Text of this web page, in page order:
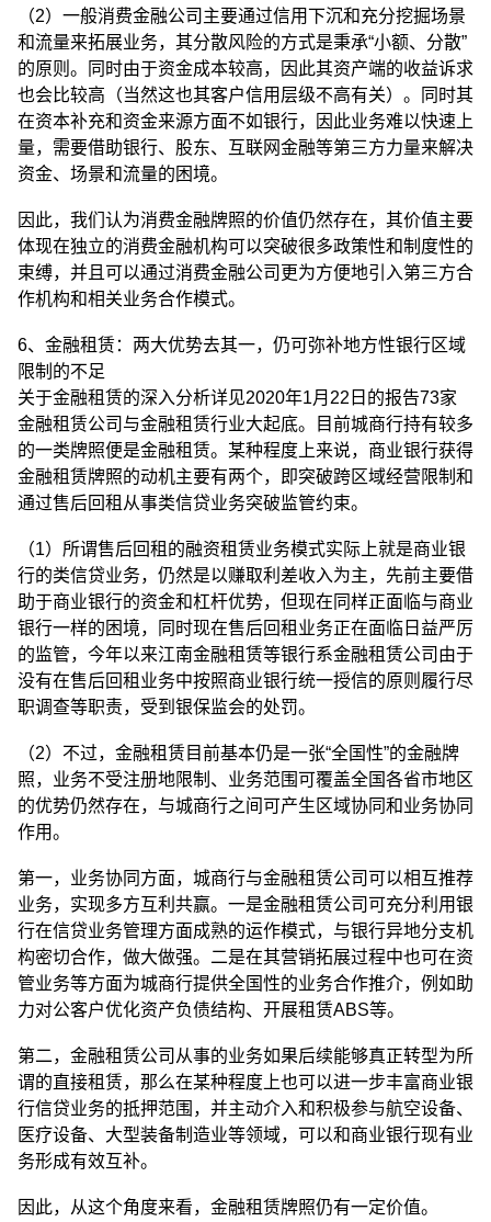
（2）一般消费金融公司主要通过信用下沉和充分挖掘场景
和流量来拓展业务，其分散风险的方式是秉承“小额、分散”
的原则。同时由于资金成本较高，因此其资产端的收益诉求
也会比较高（当然这也其客户信用层级不高有关）。同时其
在资本补充和资金来源方面不如银行，因此业务难以快速上
量，需要借助银行、股东、互联网金融等第三方力量来解决
资金、场景和流量的困境。
因此，我们认为消费金融牌照的价值仍然存在，其价值主要
体现在独立的消费金融机构可以突破很多政策性和制度性的
束缚，并且可以通过消费金融公司更为方便地引入第三方合
作机构和相关业务合作模式。
6、金融租赁：两大优势去其一，仍可弥补地方性银行区域
限制的不足
关于金融租赁的深入分析详见2020年1月22日的报告73家
金融租赁公司与金融租赁行业大起底。目前城商行持有较多
的一类牌照便是金融租赁。某种程度上来说，商业银行获得
金融租赁牌照的动机主要有两个，即突破跨区域经营限制和
通过售后回租从事类信贷业务突破监管约束。
（1）所谓售后回租的融资租赁业务模式实际上就是商业银
行的类信贷业务，仍然是以赚取利差收入为主，先前主要借
助于商业银行的资金和杠杆优势，但现在同样正面临与商业
银行一样的困境，同时现在售后回租业务正在面临日益严厉
的监管，今年以来江南金融租赁等银行系金融租赁公司由于
没有在售后回租业务中按照商业银行统一授信的原则履行尽
职调查等职责，受到银保监会的处罚。
（2）不过，金融租赁目前基本仍是一张“全国性”的金融牌
照，业务不受注册地限制、业务范围可覆盖全国各省市地区
的优势仍然存在，与城商行之间可产生区域协同和业务协同
作用。
第一，业务协同方面，城商行与金融租赁公司可以相互推荐
业务，实现多方互利共赢。一是金融租赁公司可充分利用银
行在信贷业务管理方面成熟的运作模式，与银行异地分支机
构密切合作，做大做强。二是在其营销拓展过程中也可在资
管业务等方面为城商行提供全国性的业务合作推介，例如助
力对公客户优化资产负债结构、开展租赁ABS等。
第二，金融租赁公司从事的业务如果后续能够真正转型为所
谓的直接租赁，那么在某种程度上也可以进一步丰富商业银
行信贷业务的抵押范围，并主动介入和积极参与航空设备、
医疗设备、大型装备制造业等领域，可以和商业银行现有业
务形成有效互补。
因此，从这个角度来看，金融租赁牌照仍有一定价值。